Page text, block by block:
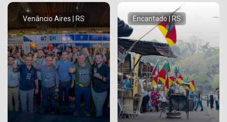
Venâncio Aires | RS Encantado | RS